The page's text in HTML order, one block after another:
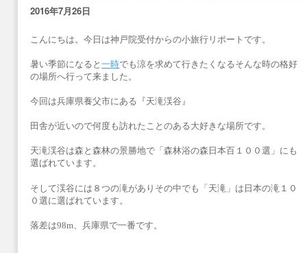
2016年7月26日
こんにちは。今日は神戸院受付からの小旅行リポートです。
暑い季節になると一時でも涼を求めて行きたくなるそんな時の格好
の場所へ行って来ました。
今回は兵庫県養父市にある『天滝渓谷』
田舎が近いので何度も訪れたことのある大好きな場所です。
天滝渓谷は森と森林の景勝地で「森林浴の森日本百１００選」にも
選ばれています。
そして渓谷には８つの滝がありその中でも「天滝」は日本の滝１０
０選に選ばれています。
落差は98m、兵庫県で一番です。